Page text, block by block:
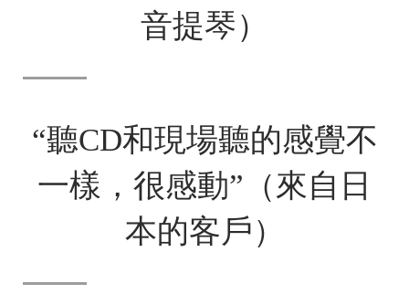
音提琴）
“聽CD和現場聽的感覺不
一樣，很感動”（來自日
本的客戶）